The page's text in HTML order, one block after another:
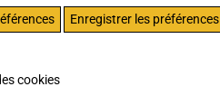
Enregistrer les préférences
cookies